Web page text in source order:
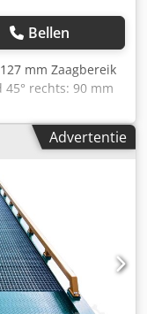
Bellen
mm Zaagbereik
45° rechts: 90 mm
Zaagbereik
60° rechts: 45
Afmeting
V Gewicht ca.: 25
- Ideaal
en massief
voor
de stabiele
via micro-
voor eenvoudig en
Advertentie